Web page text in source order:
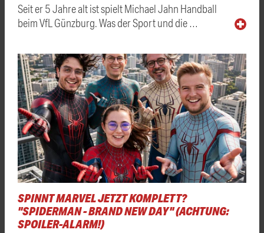
Seit er 5 Jahre alt ist spielt Michael Jahn Handball
beim VfL Günzburg. Was der Sport und die …
SPINNT MARVEL JETZT KOMPLETT?
"SPIDERMAN - BRAND NEW DAY" (ACHTUNG:
SPOILER-ALARM!)